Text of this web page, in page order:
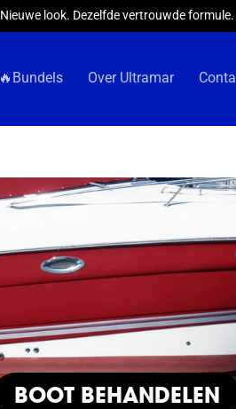
Nieuwe look. Dezelfde vertrouwde formule.
🔥Bundels Over Ultramar
COLLECTIE:
BOOT BEHANDELEN